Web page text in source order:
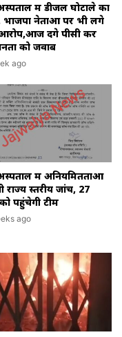
में डीजल घोटाले का
भाजपा नेताओं पर भी लगे
देंगे पीसी कर
को जवाब
ago
में अनियमितताओं
राज्य स्तरीय जांच, 27
पहुंचेगी टीम
ago